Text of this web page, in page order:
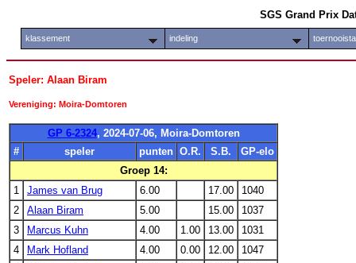
SGS Grand Prix
klassement indeling
Speler: Alaan Biram
Vereniging: Moira-Domtoren
GP 6-2324, 2024-07-06, Moira-Domtoren
#
speler punten O.R. S.B.
GP-elo
Groep 14:
1
James van Brug 6.00 17.00
1040
2
Alaan Biram 5.00 15.00
1037
3
Marcus Kuhn 4.00 1.00 13.00
1031
4
Mark Hofland 4.00 0.00 12.00
1047